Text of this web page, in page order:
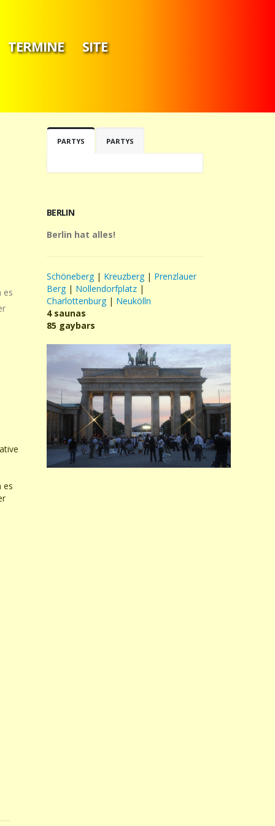
TERMINE SITE
es
es
PARTYS PARTYS
BERLIN
Berlin hat alles!
Schöneberg | Kreuzberg| Prenzlauer
Berg| Nollendorfplatz |
Charlottenburg| Neukölln
4 saunas
85 gaybars